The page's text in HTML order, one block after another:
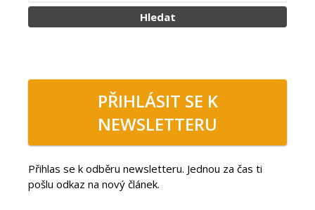
PŘIHLÁSIT SE K
NEWSLETTERU
Přihlas se k odběru newsletteru. Jednou za čas ti
pošlu odkaz na nový článek.